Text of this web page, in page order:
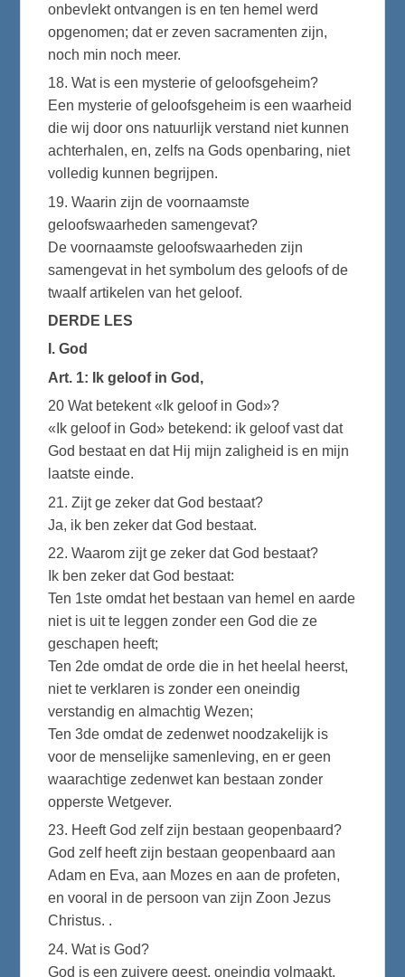
onbevlekt ontvangen is en ten hemel werd
opgenomen; dat er zeven sacramenten zijn,
noch min noch meer.
18. Wat is een mysterie of geloofsgeheim?
Een mysterie of geloofsgeheim is een waarheid
die wij door ons natuurlijk verstand niet kunnen
achterhalen, en, zelfs na Gods openbaring, niet
volledig kunnen begrijpen.
19. Waarin zijn de voornaamste
geloofswaarheden samengevat?
De voornaamste geloofswaarheden zijn
samengevat in het symbolum des geloofs of de
twaalf artikelen van het geloof.
DERDE LES
I. God
Art. 1: Ik geloof in God,
20 Wat betekent «Ik geloof in God»?
«Ik geloof in God» betekend: ik geloof vast dat
God bestaat en dat Hij mijn zaligheid is en mijn
laatste einde.
21. Zijt ge zeker dat God bestaat?
Ja, ik ben zeker dat God bestaat.
22. Waarom zijt ge zeker dat God bestaat?
Ik ben zeker dat God bestaat:
Ten 1ste omdat het bestaan van hemel en aarde
niet is uit te leggen zonder een God die ze
geschapen heeft;
Ten 2de omdat de orde die in het heelal heerst,
niet te verklaren is zonder een oneindig
verstandig en almachtig Wezen;
Ten 3de omdat de zedenwet noodzakelijk is
voor de menselijke samenleving, en er geen
waarachtige zedenwet kan bestaan zonder
opperste Wetgever.
23. Heeft God zelf zijn bestaan geopenbaard?
God zelf heeft zijn bestaan geopenbaard aan
Adam en Eva, aan Mozes en aan de profeten,
en vooral in de persoon van zijn Zoon Jezus
Christus. .
24. Wat is God?
God is een zuivere geest, oneindig volmaakt,